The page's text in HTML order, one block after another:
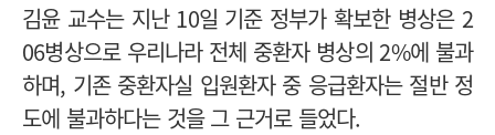
김윤 교수는 지난 10일 기준 정부가 확보한 병상은 2
06병상으로 우리나라 전체 중환자 병상의 2%에 불과
하며, 기존 중환자실 입원환자 중 응급환자는 절반 정
도에 불과하다는 것을 그 근거로 들었다.